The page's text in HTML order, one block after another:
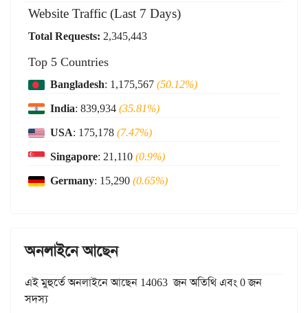
Website Traffic (Last 7 Days)
Total Requests: 2,345,443
Top 5 Countries
Bangladesh: 1,175,567(50.12%)
India: 839,934(35.81%)
USA: 175,178(7.47%)
Singapore: 21,110(0.9%)
Germany: 15,290(0.65%)
অনলাইনে আছেন
এই মুহুর্তে অনলাইনে আছেন 14063 জন অতিথি এবং 0 জন
সদস্য